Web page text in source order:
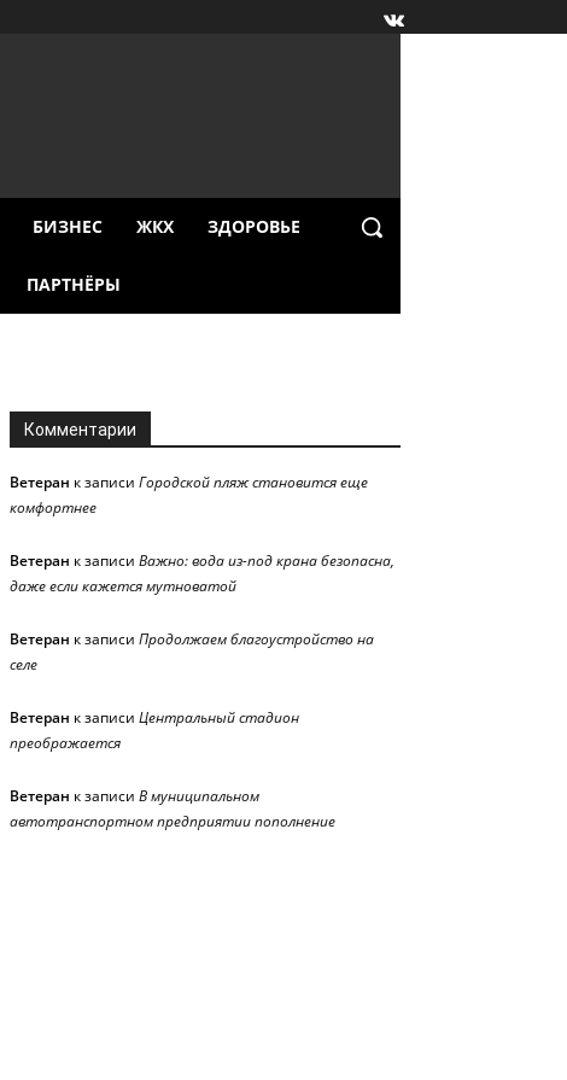
БИЗНЕС ЖКХ ЗДОРОВЬЕ
ПАРТНЁРЫ
Комментарии
Ветеран к записи Городской пляж становится еще
комфортнее
Ветеран к записи Важно: вода из-под крана безопасна,
даже если кажется мутноватой
Ветеран к записи Продолжаем благоустройство на
селе
Ветеран к записи Центральный стадион
преображается
Ветеран к записи В муниципальном
автотранспортном предприятии пополнение